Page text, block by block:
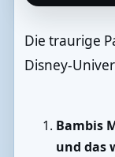
Die traurige
Disney-
Bambis
und das